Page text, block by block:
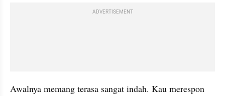
ADVERTISEMENT
Awalnya memang terasa sangat indah. Kau merespon